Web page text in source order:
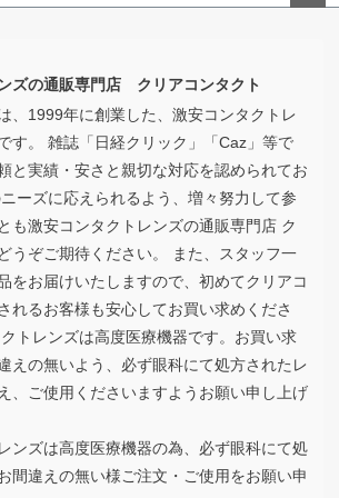
ズの通販専門店 クリアコンタクト
、1999年に創業した、激安コンタクトレ
す。 雑誌「日経クリック」「Caz」等で
と実績・安さと親切な対応を認められてお
ーズに応えられるよう、増々努力して参
も激安コンタクトレンズの通販専門店 ク
うぞご期待ください。 また、スタッフ一
をお届けいたしますので、初めてクリアコ
れるお客様も安心してお買い求めくださ
トレンズは高度医療機器です。お買い求
えの無いよう、必ず眼科にて処方されたレ
、ご使用くださいますようお願い申し上げ
ンズは高度医療機器の為、必ず眼科にて処
間違えの無い様ご注文・ご使用をお願い申